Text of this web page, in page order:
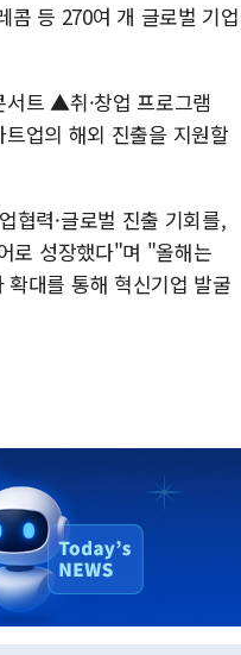
등 270여 개 글로벌 기업
트 ▲취·창업 프로그램
업의 해외 진출을 지원할
협력·글로벌 진출 기회를,
로 성장했다"며 "올해는
대를 통해 혁신기업 발굴